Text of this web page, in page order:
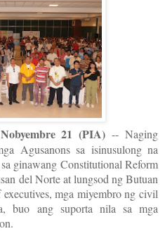
21 (PIA)-- Naging
Agusanons sa isinusulong na
ginawang Constitutional Reform
del Norte at lungsod ng Butuan
mga miyembro ng civil
buo ang suporta nila sa mga